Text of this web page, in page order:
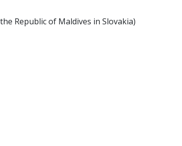
Republic of Maldives in Slovakia)